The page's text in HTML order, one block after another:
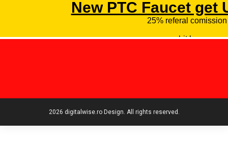
2026 digitalwise.ro Design. All rights reserved.